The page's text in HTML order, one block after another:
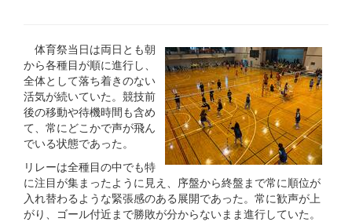
体育祭当日は両日とも朝
から各種目が順に進行し、
全体として落ち着きのない
活気が続いていた。競技前
後の移動や待機時間も含め
て、常にどこかで声が飛ん
でいる状態であった。
リレーは全種目の中でも特
に注目が集まったように見え、序盤から終盤まで常に順位が
入れ替わるような緊張感のある展開であった。常に歓声が上
がり、ゴール付近まで勝敗が分からないまま進行していた。